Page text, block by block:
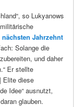
so Lukyanows
Jahrzehnt
Solange die
und daher
Er stellte
Elite diese
Idee“ ausnutzt,
glauben.